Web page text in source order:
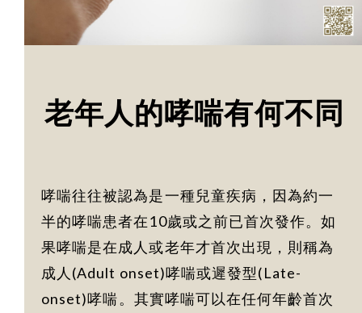
老年人的哮喘有何不同
哮喘往往被認為是一種兒童疾病，因為約一
半的哮喘患者在10歲或之前已首次發作。如
果哮喘是在成人或老年才首次出現，則稱為
成人(Adult onset)哮喘或遲發型(Late-
onset)哮喘。其實哮喘可以在任何年齡首次